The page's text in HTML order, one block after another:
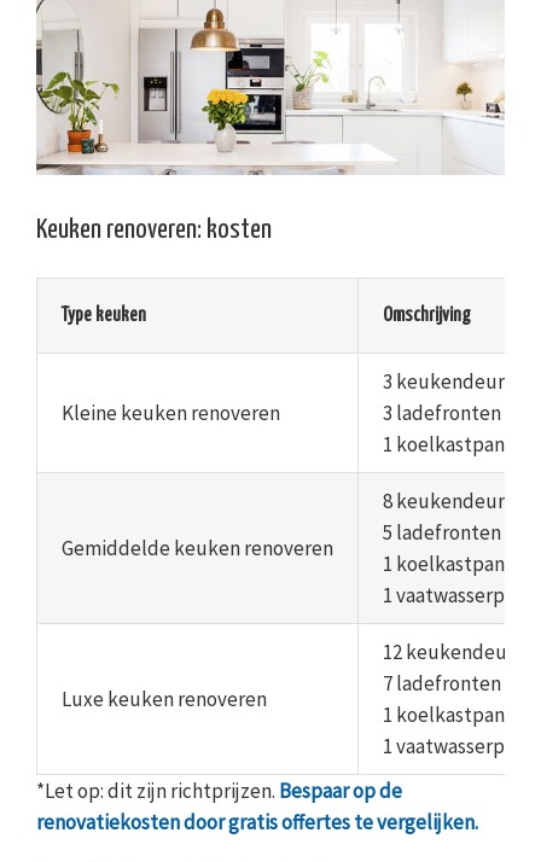
Keuken renoveren: kosten
Type keuken Omschrijving
Kleine keuken renoveren
3 keukendeuren
3 ladefronten
1 koelkastpaneel
Gemiddelde keuken renoveren
8 keukendeuren
5 ladefronten
1 koelkastpaneel
1
Luxe keuken renoveren
12 keukendeuren
7 ladefronten
1 koelkastpaneel
1
*Let op: dit zijn richtprijzen. Bespaar op de
renovatiekosten door gratis offertes te vergelijken.